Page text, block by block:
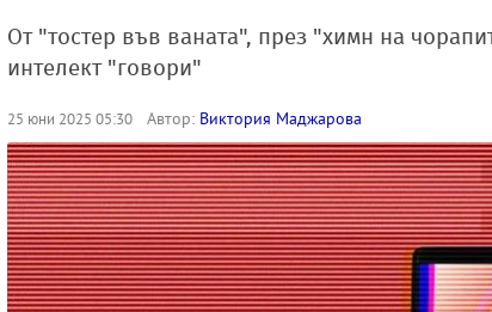
От "тостер във ваната", през "химн на
интелект "говори"
25 юни 2025 05:30 Автор: Виктория Маджарова